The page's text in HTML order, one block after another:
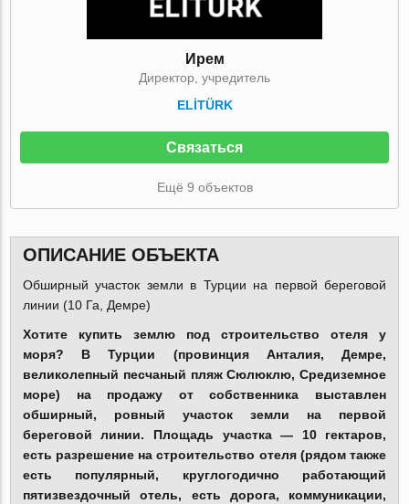
Ирем
Директор, учредитель
ELİTÜRK
Связаться
Ещё 9 объектов
ОПИСАНИЕ ОБЪЕКТА
Обширный участок земли в Турции на первой береговой
линии (10 Га, Демре)
Хотите купить землю под строительство отеля у
моря? В Турции (провинция Анталия, Демре,
великолепный песчаный пляж Сюлюклю, Средиземное
море) на продажу от собственника выставлен
обширный, ровный участок земли на первой
береговой линии. Площадь участка — 10 гектаров,
есть разрешение на строительство отеля (рядом также
есть популярный, круглогодично работающий
пятизвездочный отель, есть дорога, коммуникации,